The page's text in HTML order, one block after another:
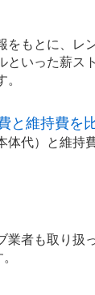
をもとに、レ
といった薪ス
と維持費を
体代）と維持
業者も取り扱